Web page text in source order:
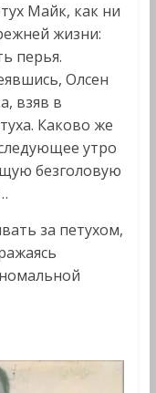
Майк, как ни
жизни:
перья.
Олсен
взяв в
Каково же
утро
безголовую
за петухом,